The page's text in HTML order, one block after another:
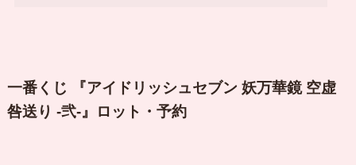
一番くじ 『アイドリッシュセブン 妖万華鏡 空虚
咎送り -弐-』ロット・予約